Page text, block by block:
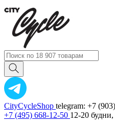
CityCycleShop telegram: +7
+7 (495) 668-12-50 12-20